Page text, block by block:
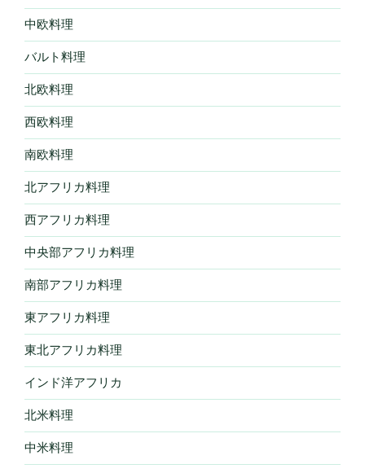
中欧料理
バルト料理
北欧料理
西欧料理
南欧料理
北アフリカ料理
西アフリカ料理
中央部アフリカ料理
南部アフリカ料理
東アフリカ料理
東北アフリカ料理
インド洋アフリカ
北米料理
中米料理